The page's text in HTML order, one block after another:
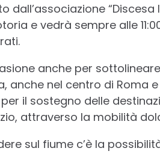
dall’associazione
e vedrà sempre alle
anche per
anche nel centro di Roma
per il sostegno delle
attraverso la mobilità
sul fiume c’è la